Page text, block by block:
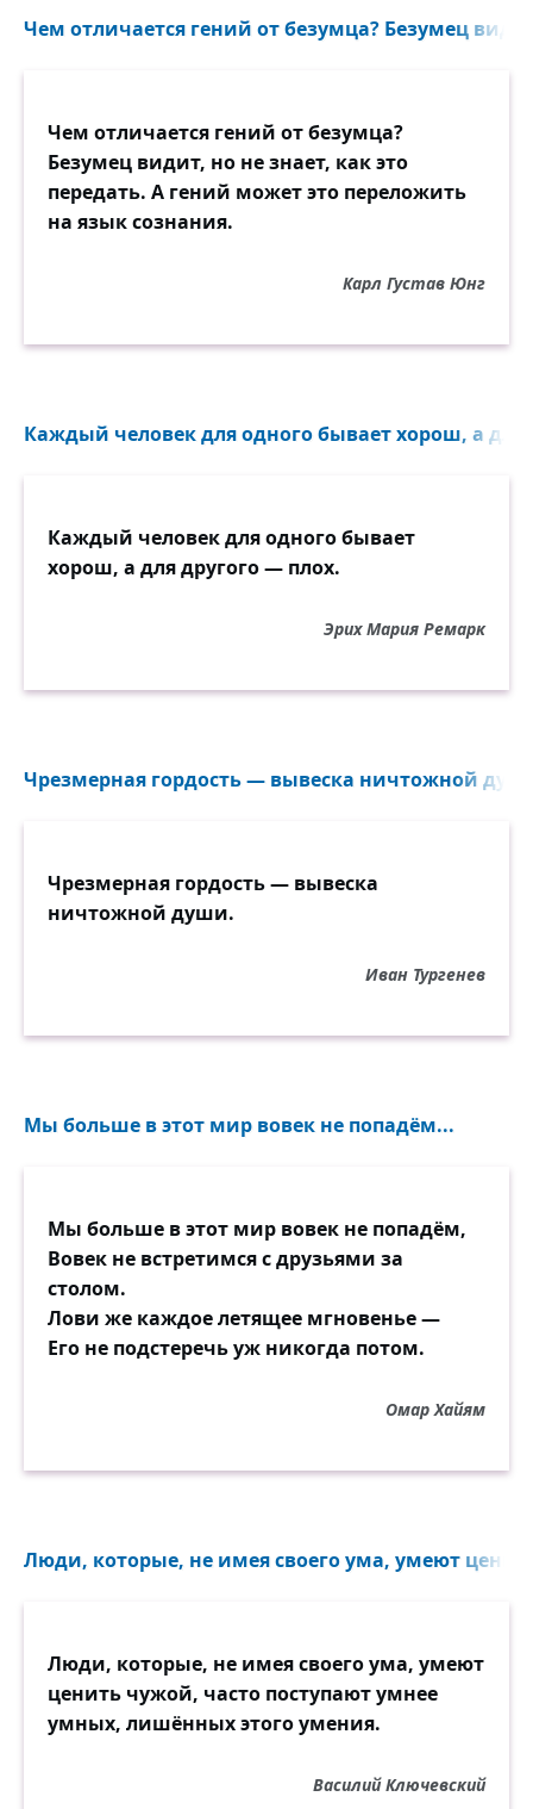
Чем отличается гений от безумца? Безумец
Чем отличается гений от безумца?
Безумец видит, но не знает, как это
передать. А гений может это переложить
на язык сознания.
Карл Густав Юнг
Каждый человек для одного бывает хорош, а для
Каждый человек для одного бывает
хорош, а для другого — плох.
Эрих Мария Ремарк
Чрезмерная гордость — вывеска ничтожной
Чрезмерная гордость — вывеска
ничтожной души.
Иван Тургенев
Мы больше в этот мир вовек не попадём...
Мы больше в этот мир вовек не попадём,
Вовек не встретимся с друзьями за
столом.
Лови же каждое летящее мгновенье —
Его не подстеречь уж никогда потом.
Омар Хайям
Люди, которые, не имея своего ума, умеют
Люди, которые, не имея своего ума, умеют
ценить чужой, часто поступают умнее
умных, лишённых этого умения.
Василий Ключевский